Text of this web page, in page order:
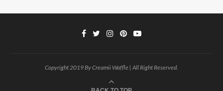
Copyright 2019 By Creamii Waffle | All Right Reserved.